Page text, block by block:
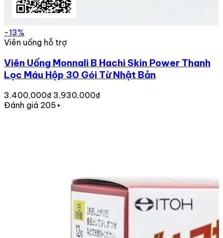
-13%
Viên uống hỗ trợ
Viên Uống Monnali B Hachi Skin Power Thanh
Lọc Máu Hộp 30 Gói Từ Nhật Bản
3,400,000₫ 3,930,000₫
Đánh giá 205+